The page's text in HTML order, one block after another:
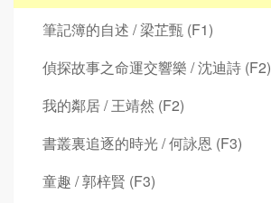
筆記簿的自述 / 梁芷甄 (F1)
偵探故事之命運交響樂 / 沈迪詩 (F2)
我的鄰居 / 王靖然 (F2)
書叢裏追逐的時光 / 何詠恩 (F3)
童趣 / 郭梓賢 (F3)